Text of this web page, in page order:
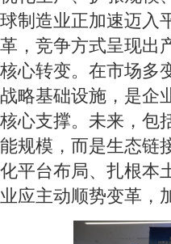
球制造业正加速迈入
革，竞争方式呈现出
核心转变。在市场多
战略基础设施，是企
核心支撑。未来，包
能规模，而是生态链
化平台布局、扎根本
业应主动顺势变革，